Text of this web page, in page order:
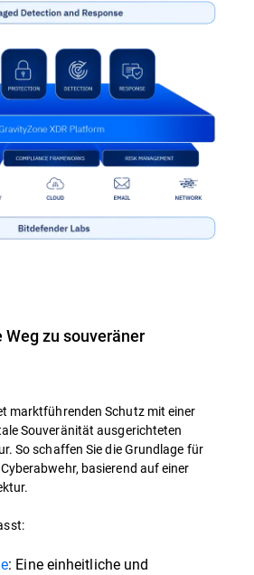
zu souveräner
marktführenden Schutz mit einer
Souveränität ausgerichteten
So schaffen Sie die Grundlage für
basierend auf einer
: Eine einheitliche und